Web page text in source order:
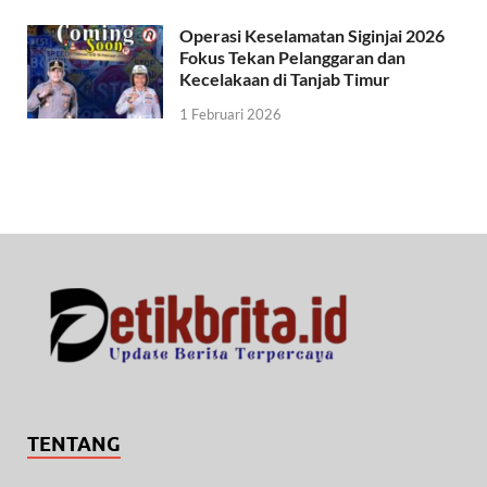
Operasi Keselamatan Siginjai 2026
Fokus Tekan Pelanggaran dan
Kecelakaan di Tanjab Timur
1 Februari 2026
TENTANG